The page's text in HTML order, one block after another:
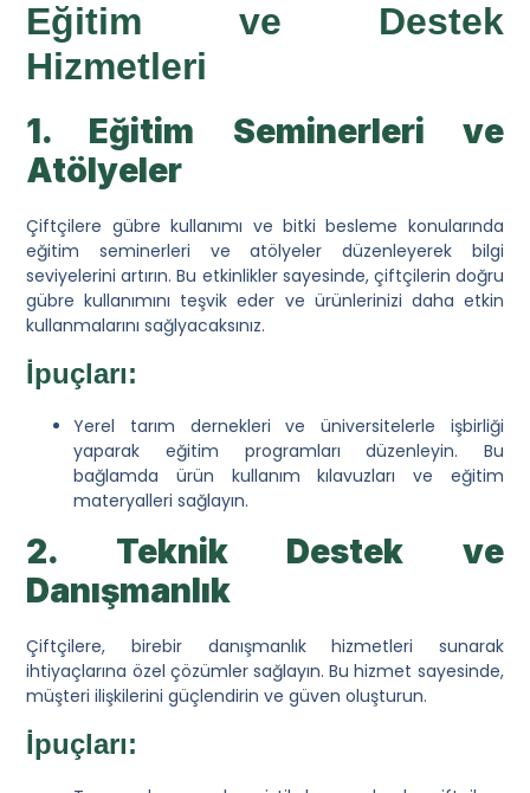
Eğitim ve Destek
Hizmetleri
1. Eğitim Seminerleri ve
Atölyeler
Çiftçilere gübre kullanımı ve bitki besleme konularında
eğitim seminerleri ve atölyeler düzenleyerek bilgi
seviyelerini artırın. Bu etkinlikler sayesinde, çiftçilerin doğru
gübre kullanımını teşvik eder ve ürünlerinizi daha etkin
kullanmalarını sağlyacaksınız.
İpuçları:
Yerel tarım dernekleri ve üniversitelerle işbirliği
yaparak eğitim programları düzenleyin. Bu
bağlamda ürün kullanım kılavuzları ve eğitim
materyalleri sağlayın.
2. Teknik Destek ve
Danışmanlık
Çiftçilere, birebir danışmanlık hizmetleri sunarak
ihtiyaçlarına özel çözümler sağlayın. Bu hizmet sayesinde,
müşteri ilişkilerini güçlendirin ve güven oluşturun.
İpuçları: